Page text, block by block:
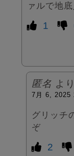
ァルで地
1
匿名 よ
7月 6, 2025
グリッチ
ぞ
2